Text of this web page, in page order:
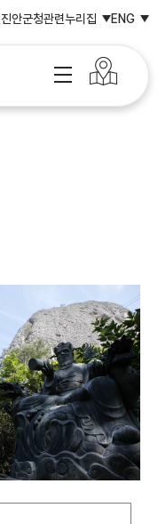
진안군청관련누리집 ENG